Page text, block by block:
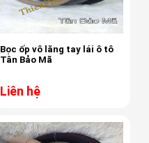
Bọc ốp vô lăng tay lái ô tô
Tân Bảo Mã
Liên hệ